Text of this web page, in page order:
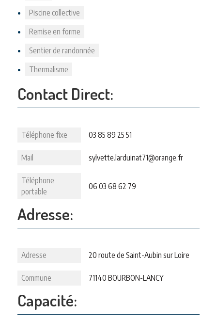
Piscine collective
Remise en forme
Sentier de randonnée
Thermalisme
Contact Direct:
Téléphone fixe 03 85 89 25 51
Mail sylvette.larduinat71@orange.fr
Téléphone
portable
06 03 68 62 79
Adresse:
Adresse 20 route de Saint-Aubin sur Loire
Commune 71140 BOURBON-LANCY
Capacité: